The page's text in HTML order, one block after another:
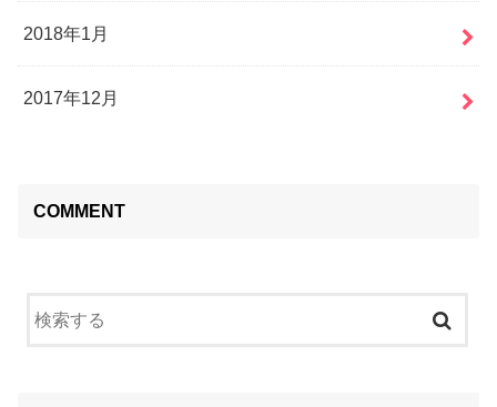
2018年1月
2017年12月
COMMENT